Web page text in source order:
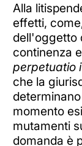
Alla
effetti,
dell'oggetto
continenza
perpetuatio
che la
momento
mutamenti
domanda è